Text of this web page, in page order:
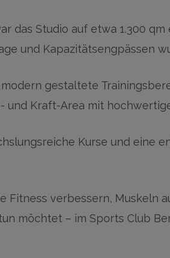
das Studio auf etwa 1.300
und Kapazitätsengpässen
gestaltete
und Kraft-Area mit
Kurse und eine
Fitness verbessern, Muskeln
möchtet – im Sports Club